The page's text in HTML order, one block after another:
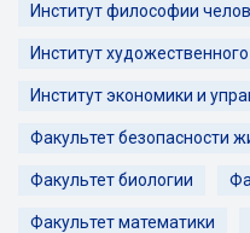
Институт философии
Институт
Институт экономики и
Факультет безопасности
Факультет биологии
Факультет математики